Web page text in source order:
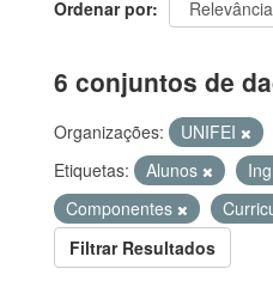
Ordenar por
6 conjuntos de
Organizações: UNIFEI
Etiquetas:
Alunos
Componentes
Filtrar Resultados